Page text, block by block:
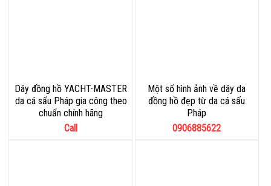
Dây đồng hồ YACHT-MASTER
da cá sấu Pháp gia công theo
chuẩn chính hãng
Call
Một số hình ảnh về dây da
đồng hồ đẹp từ da cá sấu
Pháp
0906885622